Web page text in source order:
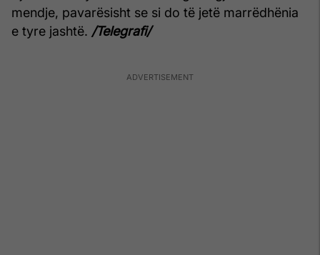
mendje, pavarësisht se si do të jetë marrëdhënia
e tyre jashtë. /Telegrafi/